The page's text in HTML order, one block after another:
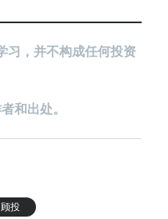
习，并不构成任何投资
和出处。
投